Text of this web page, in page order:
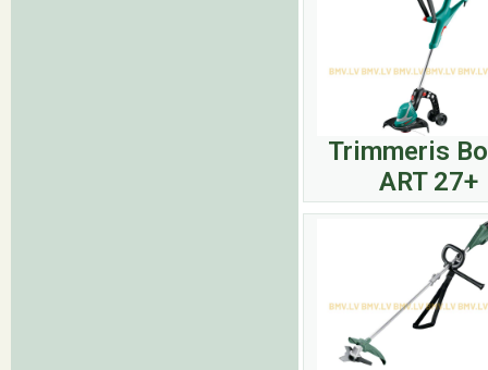
Trimmeris
ART 27+